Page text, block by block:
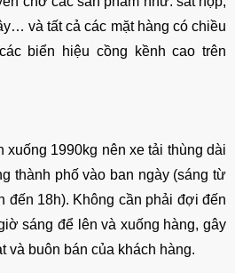
và tất cả các mặt hàng có chiều
biển hiệu cồng kềnh cao trên
xuống 1990kg nên xe tải thùng dài
thành phố vào ban ngày (sáng từ
đến 18h). Không cần phải đợi đến
sáng để lên và xuống hàng, gây
và buôn bán của khách hàng.